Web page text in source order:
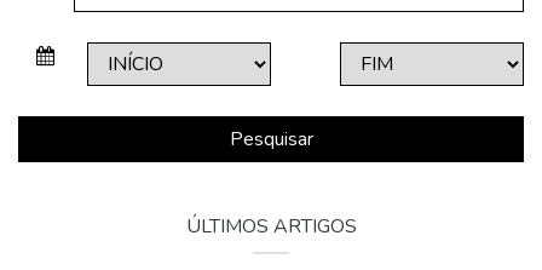
Pesquisar
ÚLTIMOS ARTIGOS